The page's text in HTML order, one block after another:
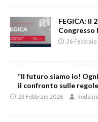
FEGICA: il
Congresso
26
“Il futuro siamo io!
il confronto sulle
23 Febbraio 2026